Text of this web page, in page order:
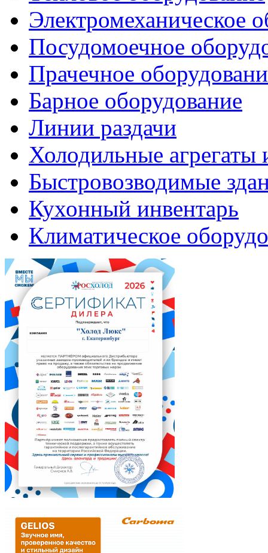
Электромеханическое
Посудомоечное
Прачечное
Барное оборудование
Линии раздачи
Холодильные агрегаты
Быстровозводимые
Кухонный инвентарь
Климатическое